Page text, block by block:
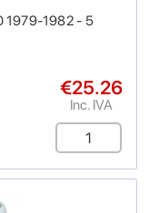
1979-1982 - 5
€25.26
Inc. IVA